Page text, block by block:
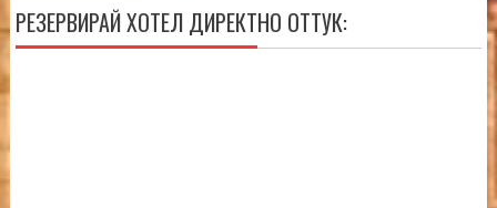
РЕЗЕРВИРАЙ ХОТЕЛ ДИРЕКТНО ОТТУК: